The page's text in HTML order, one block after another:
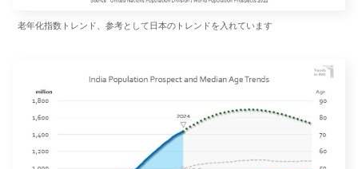
老年化指数トレンド、参考として日本のトレンドを入れています